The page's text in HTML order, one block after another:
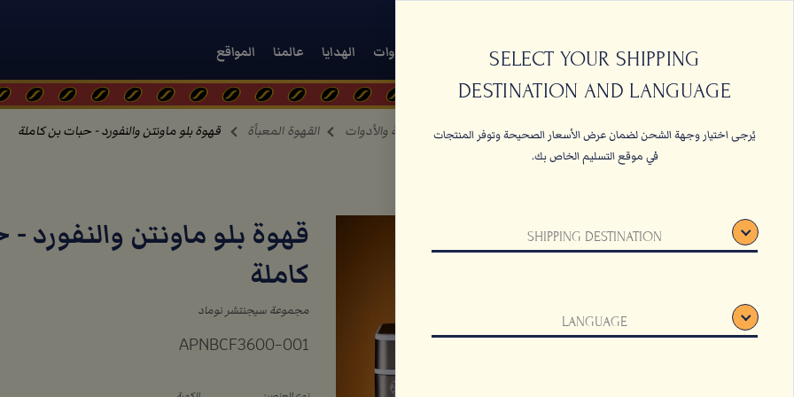
حبات البن القهوة المعلبة والأدوات الهدايا عالمنا المواقع
SELECT YOUR SHIPPING
DESTINATION AND LANGUAGE
يُرجى اختيار وجهة الشحن لضمان عرض الأسعار الصحيحة وتوفر المنتجات
في موقع التسليم الخاص بك.
SHIPPING DESTINATION
LANGUAGE
الصفحة الرئيسية القهوة المعلبة والأدوات القهوة المعبأة قهوة بلو ماونتن والنفورد - حبات بن كاملة
قهوة بلو ماونتن والنفورد
كاملة
مجموعة سيجنتشر نوماد
APNBCF3600-001